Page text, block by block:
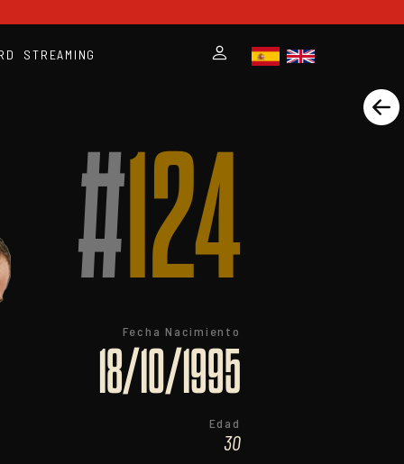
STREAMING
#124
Fecha Nacimiento
18/10/1995
Edad
30